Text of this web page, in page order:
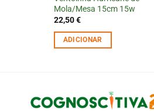
Mola/Mesa 15cm 15w
22,50€
ADICIONAR